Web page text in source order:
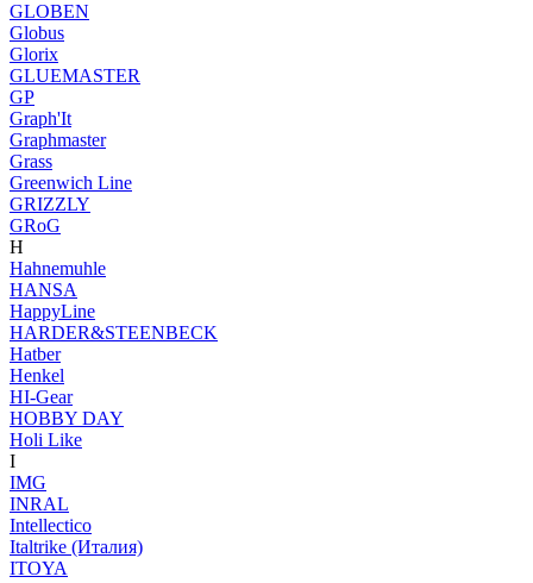
GLOBEN
Globus
Glorix
GLUEMASTER
GP
Graph'It
Graphmaster
Grass
Greenwich Line
GRIZZLY
GRoG
H
Hahnemuhle
HANSA
HappyLine
HARDER&STEENBECK
Hatber
Henkel
HI-Gear
HOBBY DAY
Holi Like
I
IMG
INRAL
Intellectico
Italtrike (Италия)
ITOYA